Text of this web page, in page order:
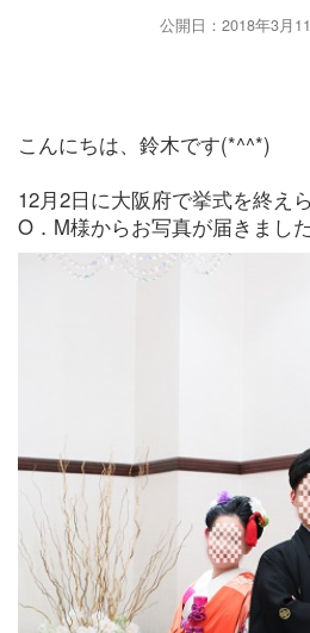
公開日：2018年3月
こんにちは、鈴木です(*^^*)
12月2日に大阪府で挙式を終え
O．M様からお写真が届きまし